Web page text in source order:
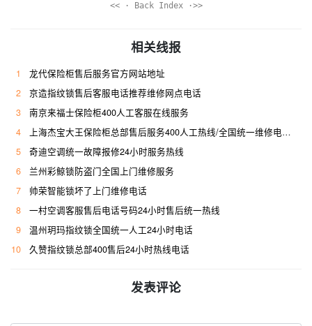
<< · Back Index ·>>
相关线报
1
龙代保险柜售后服务官方网站地址
2
京造指纹锁售后客服电话推荐维修网点电话
3
南京来福士保险柜400人工客服在线服务
4
上海杰宝大王保险柜总部售后服务400人工热线/全国统一维修电话是多少
5
奇迪空调统一故障报修24小时服务热线
6
兰州彩鲸锁防盗门全国上门维修服务
7
帅荣智能锁坏了上门维修电话
8
一村空调客服售后电话号码24小时售后统一热线
9
温州玥玛指纹锁全国统一人工24小时电话
10
久赞指纹锁总部400售后24小时热线电话
发表评论